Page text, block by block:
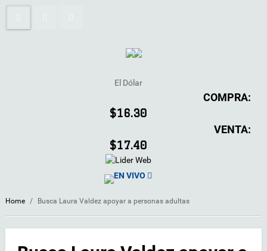
El Dólar
COMPRA:
$16.30
VENTA:
$17.40
EN VIVO
Home / Busca Laura Valdez apoyar a personas adultas